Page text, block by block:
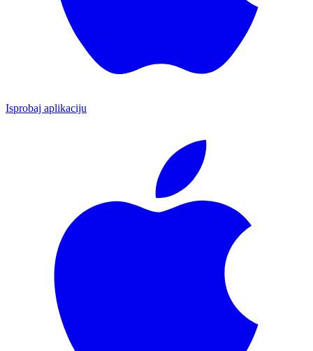
Isprobaj aplikaciju